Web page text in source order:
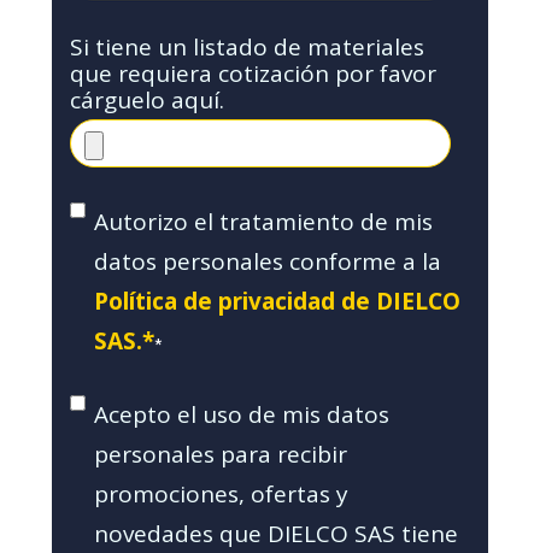
Si tiene un listado de materiales
que requiera cotización por favor
cárguelo aquí.
Autorizo el tratamiento de mis
datos personales conforme a la
Política de privacidad de DIELCO
SAS.**
Acepto el uso de mis datos
personales para recibir
promociones, ofertas y
novedades que DIELCO SAS tiene